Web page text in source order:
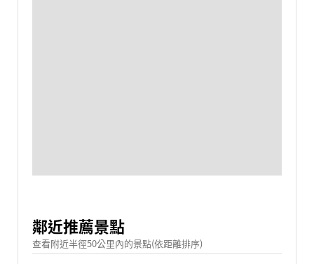
鄰近推薦景點
查看附近半徑50公里內的景點(依距離排序)